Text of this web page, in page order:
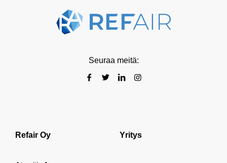
Seuraa meitä:
Refair Oy Yritys